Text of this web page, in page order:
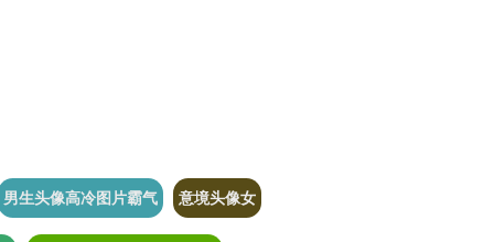
男生头像高冷图片霸气 意境头像女